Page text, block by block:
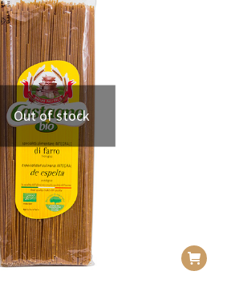
Out of stock